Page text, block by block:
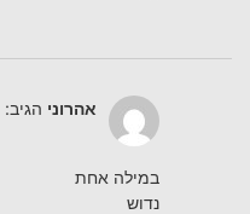
אהרוני הגיב:
במילה אחת
נדוש